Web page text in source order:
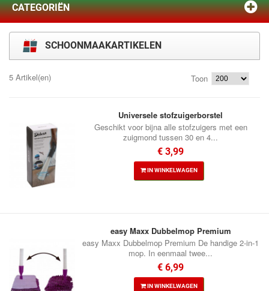
CATEGORIËN
SCHOONMAAKARTIKELEN
5 Artikel(en) Toon
Universele stofzuigerborstel
Geschikt voor bijna alle stofzuigers met een
zuigmond tussen 30 en 4...
€ 3,99
IN WINKELWAGEN
easy Maxx Dubbelmop Premium
easy Maxx Dubbelmop Premium De handige 2-in-1
mop. In eenmaal twee...
€ 6,99
IN WINKELWAGEN